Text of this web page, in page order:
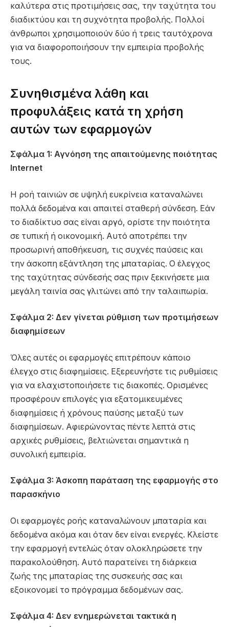
καλύτερα στις προτιμήσεις σας, την ταχύτητα του
διαδικτύου και τη συχνότητα προβολής. Πολλοί
άνθρωποι χρησιμοποιούν δύο ή τρεις ταυτόχρονα
για να διαφοροποιήσουν την εμπειρία προβολής
τους.
Συνηθισμένα λάθη και
προφυλάξεις κατά τη χρήση
αυτών των εφαρμογών
Σφάλμα 1: Αγνόηση της απαιτούμενης ποιότητας
Internet
Η ροή ταινιών σε υψηλή ευκρίνεια καταναλώνει
πολλά δεδομένα και απαιτεί σταθερή σύνδεση. Εάν
το διαδίκτυο σας είναι αργό, ορίστε την ποιότητα
σε τυπική ή οικονομική. Αυτό αποτρέπει την
προσωρινή αποθήκευση, τις συχνές παύσεις και
την άσκοπη εξάντληση της μπαταρίας. Ο έλεγχος
της ταχύτητας σύνδεσής σας πριν ξεκινήσετε μια
μεγάλη ταινία σας γλιτώνει από την ταλαιπωρία.
Σφάλμα 2: Δεν γίνεται ρύθμιση των προτιμήσεων
διαφημίσεων
Όλες αυτές οι εφαρμογές επιτρέπουν κάποιο
έλεγχο στις διαφημίσεις. Εξερευνήστε τις ρυθμίσεις
για να ελαχιστοποιήσετε τις διακοπές. Ορισμένες
προσφέρουν επιλογές για εξατομικευμένες
διαφημίσεις ή χρόνους παύσης μεταξύ των
διαφημίσεων. Αφιερώνοντας πέντε λεπτά στις
αρχικές ρυθμίσεις, βελτιώνεται σημαντικά η
συνολική εμπειρία.
Σφάλμα 3: Άσκοπη παράταση της εφαρμογής στο
παρασκήνιο
Οι εφαρμογές ροής καταναλώνουν μπαταρία και
δεδομένα ακόμα και όταν δεν είναι ενεργές. Κλείστε
την εφαρμογή εντελώς όταν ολοκληρώσετε την
παρακολούθηση. Αυτό παρατείνει τη διάρκεια
ζωής της μπαταρίας της συσκευής σας και
εξοικονομεί το πρόγραμμα δεδομένων σας.
Σφάλμα 4: Δεν ενημερώνεται τακτικά η